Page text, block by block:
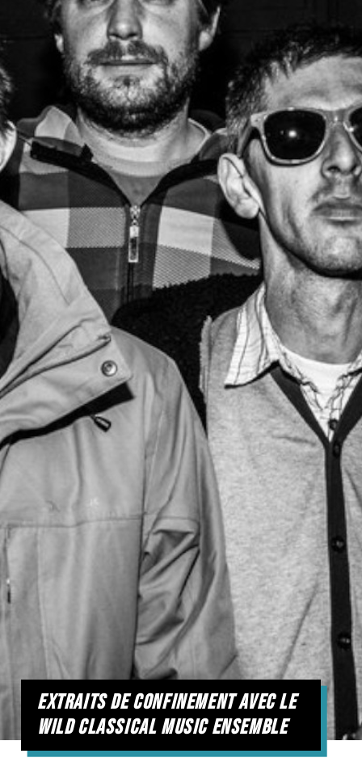
extraits de confinement avec le
wild classical music ensemble